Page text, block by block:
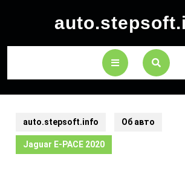
auto.stepsoft.info Об авто
Jaguar E-PACE 2020